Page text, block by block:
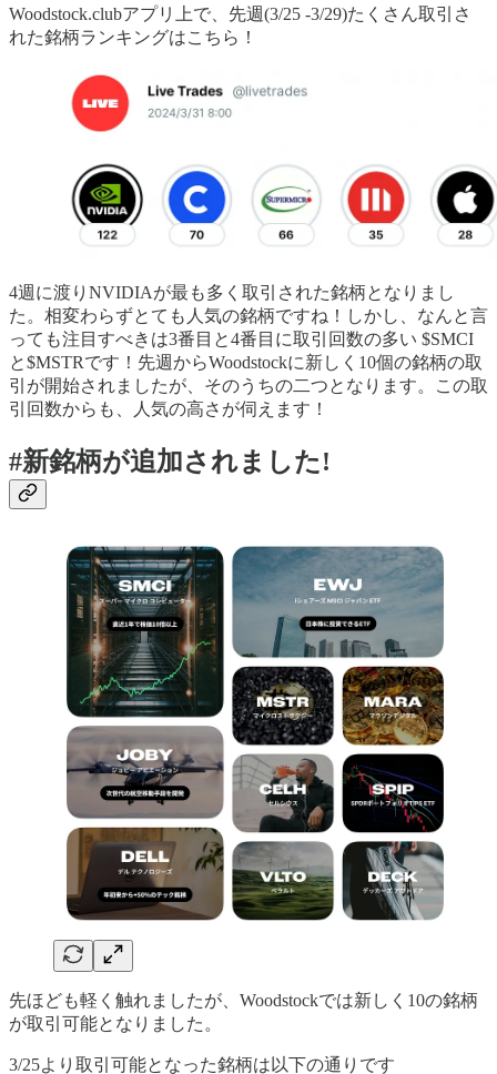
Woodstock.clubアプリ上で、先週(3/25 -3/29)たくさん取引さ
れた銘柄ランキングはこちら！
4週に渡りNVIDIAが最も多く取引された銘柄となりまし
た。相変わらずとても人気の銘柄ですね！しかし、なんと言
っても注目すべきは3番目と4番目に取引回数の多い $SMCI
と$MSTRです！先週からWoodstockに新しく10個の銘柄の取
引が開始されましたが、そのうちの二つとなります。この取
引回数からも、人気の高さが伺えます！
#新銘柄が追加されました!
先ほども軽く触れましたが、Woodstockでは新しく10の銘柄
が取引可能となりました。
3/25より取引可能となった銘柄は以下の通りです